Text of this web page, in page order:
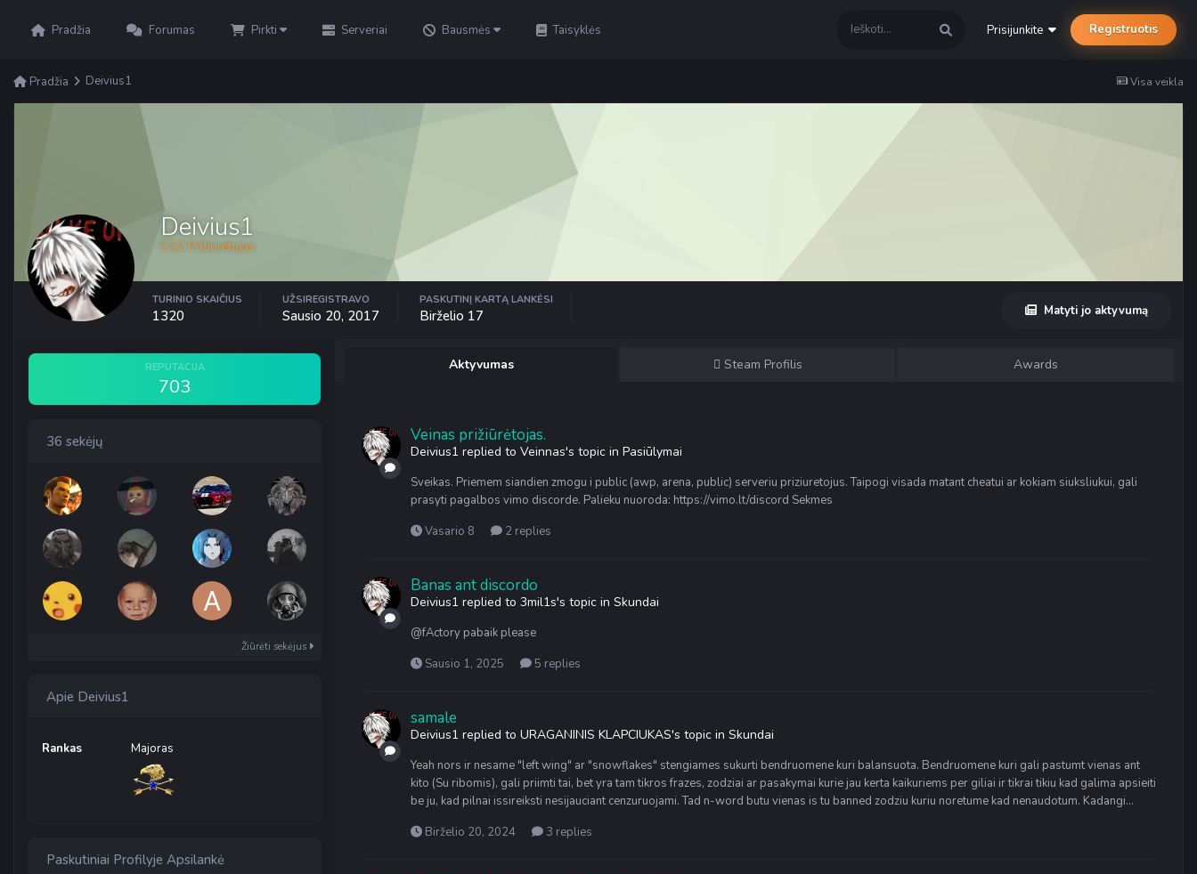
Pradžia Forumas Pirkti Serveriai Bausmės Taisyklės Prisijunkite Registruotis
Visa veikla
Pradžia Deivius1
Deivius1
CS2 Prižiūrėtojas
Matyti jo aktyvumą
TURINIO SKAIČIUS
1320
UŽSIREGISTRAVO
Sausio 20, 2017
PASKUTINĮ KARTĄ LANKĖSI
Birželio 17
REPUTACIJA
703
36 sekėjų
Žiūrėti sekėjus
Apie Deivius1
Rankas Majoras
Paskutiniai Profilyje Apsilankė
Aktyvumas Steam Profilis Awards
Veinas prižiūrėtojas.
Deivius1 replied to Veinnas's topic in Pasiūlymai
Sveikas. Priemem siandien zmogu i public (awp, arena, public) serveriu priziuretojus. Taipogi visada matant cheatui ar kokiam siuksliukui, gali
prasyti pagalbos vimo discorde. Palieku nuoroda: https://vimo.lt/discord Sekmes
Vasario 8
2 replies
Banas ant discordo
Deivius1 replied to 3mil1s's topic in Skundai
@fActory pabaik please
Sausio 1, 2025
5 replies
samale
Deivius1 replied to URAGANINIS KLAPCIUKAS's topic in Skundai
Yeah nors ir nesame "left wing" ar "snowflakes" stengiames sukurti bendruomene kuri balansuota. Bendruomene kuri gali pastumt vienas ant
kito (Su ribomis), gali priimti tai, bet yra tam tikros frazes, zodziai ar pasakymai kurie jau kerta kaikuriems per giliai ir tikrai tikiu kad galima apsieiti
be ju, kad pilnai issireiksti nesijauciant cenzuruojami. Tad n-word butu vienas is tu banned zodziu kuriu noretume kad nenaudotum. Kadangi...
Birželio 20, 2024
3 replies